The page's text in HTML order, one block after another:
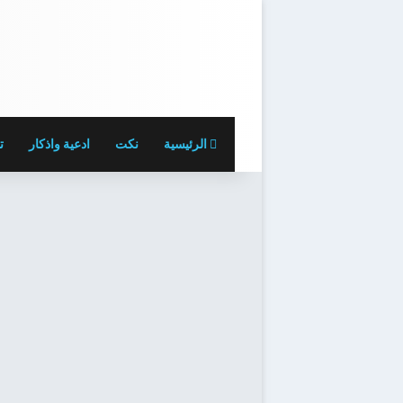
الرئيسية نكت ادعية واذكار